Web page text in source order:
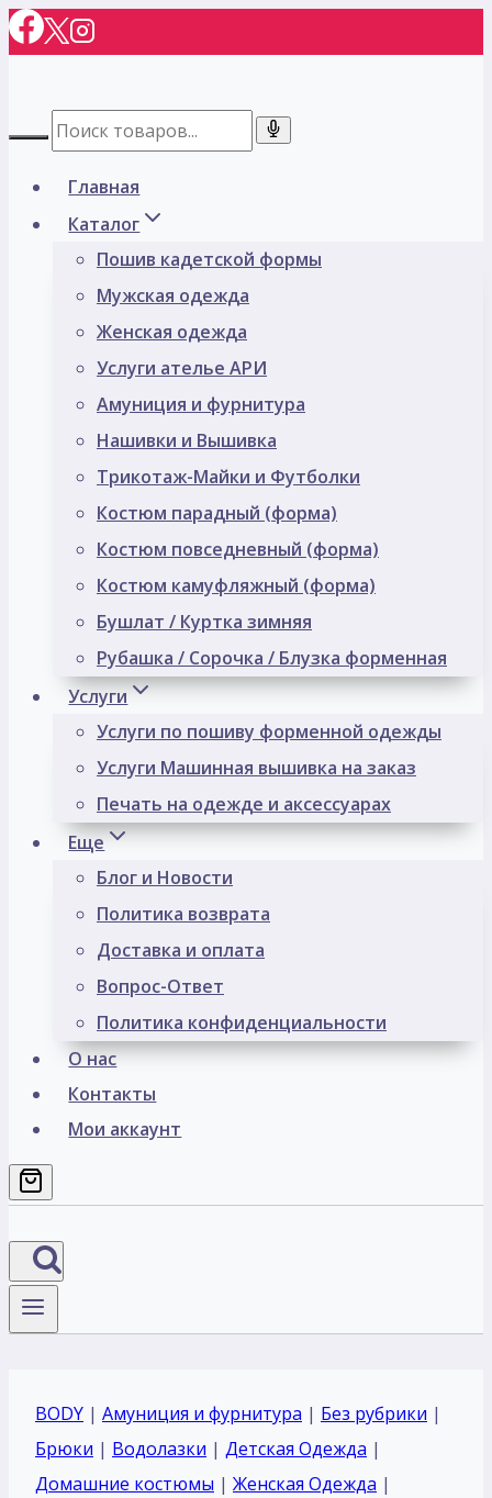
Перейти
к
Главная
Каталог
Пошив кадетской формы
Мужская одежда
Женская одежда
Услуги ателье АРИ
Амуниция и фурнитура
Нашивки и Вышивка
Трикотаж-Майки и Футболки
Костюм парадный (форма)
Костюм повседневный (форма)
Костюм камуфляжный (форма)
Бушлат / Куртка зимняя
Рубашка / Сорочка / Блузка форменная
Услуги
Услуги по пошиву форменной одежды
Услуги Машинная вышивка на заказ
Печать на одежде и аксессуарах
Еще
Блог и Новости
Политика возврата
Доставка и оплата
Вопрос-Ответ
Политика конфиденциальности
О нас
Контакты
Мои аккаунт
BODY | Амуниция и фурнитура | Без рубрики |
Брюки | Водолазки | Детская Одежда |
Домашние костюмы | Женская Одежда |